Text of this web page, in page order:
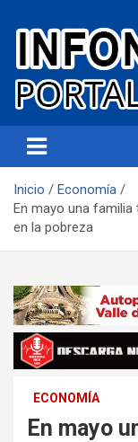
Infonoa
Inicio
Economía
En mayo una
en la pobreza
ECONOMÍA
En mayo